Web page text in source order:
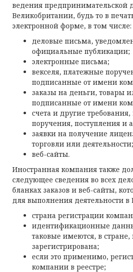
ведения предпринимательской
Великобритании, будь то в
электронной форме, в том числе:
деловые письма,
официальные публикации;
электронные письма;
векселя, платежные
подписанные от имени
заказы на деньги, товары
подписанные от имени
счета и другие
поручения, поступления и
заявки на получение
торговли или деятельности;
веб-сайты.
Иностранная компания также
следующее сведения во всех
бланках заказов и веб-сайты,
для выполнения деятельности в
страна регистрации
идентификационные
таковые имеются, в
зарегистрирована;
если это применимо,
компании в реестре;